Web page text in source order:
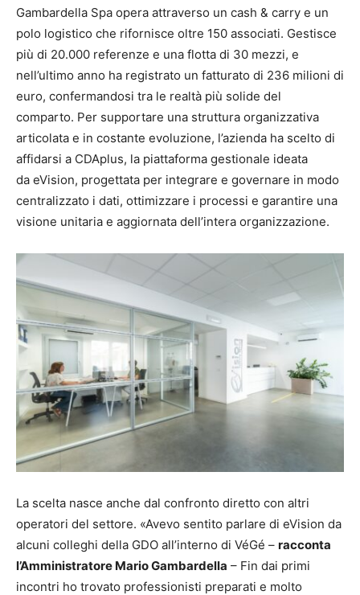
Gambardella Spa opera attraverso un cash & carry e un
polo logistico che rifornisce oltre 150 associati. Gestisce
più di 20.000 referenze e una flotta di 30 mezzi, e
nell’ultimo anno ha registrato un fatturato di 236 milioni di
euro, confermandosi tra le realtà più solide del
comparto. Per supportare una struttura organizzativa
articolata e in costante evoluzione, l’azienda ha scelto di
affidarsi a CDAplus, la piattaforma gestionale ideata
da eVision, progettata per integrare e governare in modo
centralizzato i dati, ottimizzare i processi e garantire una
visione unitaria e aggiornata dell’intera organizzazione.
La scelta nasce anche dal confronto diretto con altri
operatori del settore. «Avevo sentito parlare di eVision da
alcuni colleghi della GDO all’interno di VéGé – racconta
l’Amministratore Mario Gambardella – Fin dai primi
incontri ho trovato professionisti preparati e molto